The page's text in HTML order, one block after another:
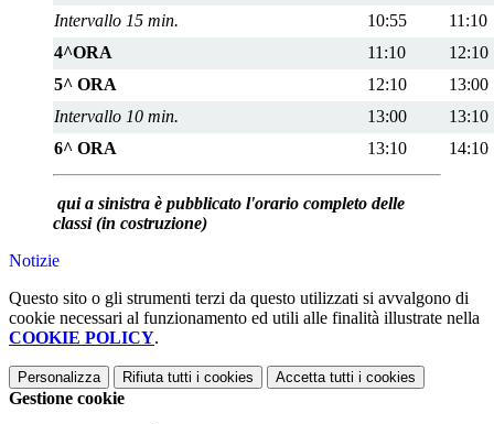
Intervallo 15 min.
10:55
11:10
4^ORA
11:10
12:10
5^ ORA
12:10
13:00
Intervallo 10 min.
13:00
13:10
6^ ORA
13:10 14:10
qui a sinistra è pubblicato l'orario completo delle
classi (in costruzione)
Notizie
Questo sito o gli strumenti terzi da questo utilizzati si avvalgono di
cookie necessari al funzionamento ed utili alle finalità illustrate nella
COOKIE POLICY.
Personalizza Rifiuta tutti i cookies Accetta tutti i cookies
Gestione cookie